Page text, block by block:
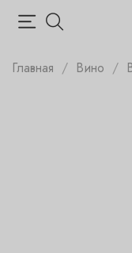
Главная Вино